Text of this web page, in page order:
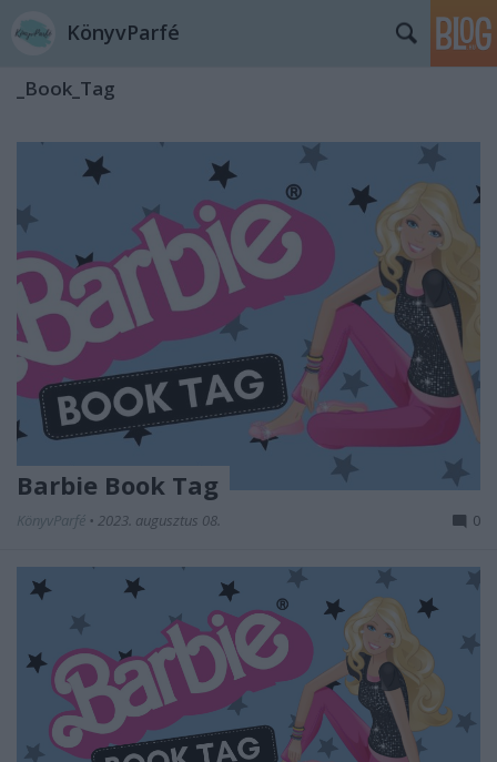
KönyvParfé
_Book_Tag
Barbie Book Tag
KönyvParfé • 2023. augusztus 08. 0